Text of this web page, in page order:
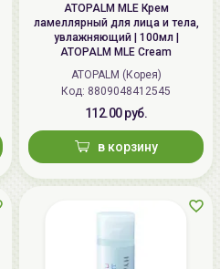
ATOPALM MLE Крем
ламеллярный для лица и тела,
увлажняющий | 100мл |
ATOPALM MLE Cream
ATOPALM (Корея)
Код: 8809048412545
112.00 руб.
в корзину